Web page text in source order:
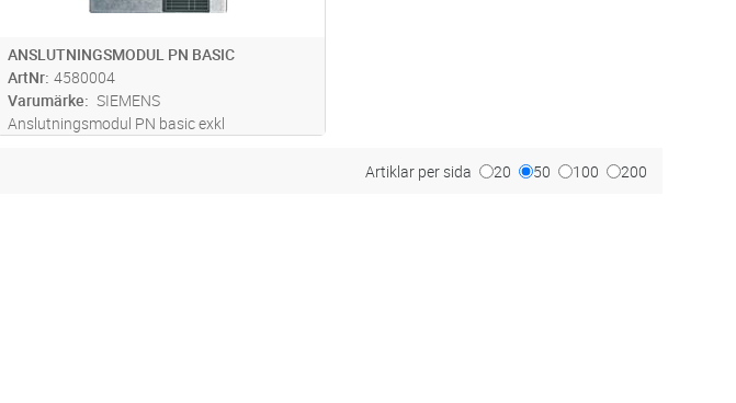
ANSLUTNINGSMODUL PN BASIC
ArtNr 4580004
Varumärke
SIEMENS
Anslutningsmodul PN basic exkl
Artiklar per sida 20 50 100 200